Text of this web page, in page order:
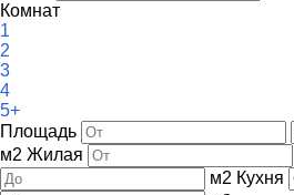
Комнат
1
2
3
4
5+
Площадь
м2 Жилая
м2 Кухня